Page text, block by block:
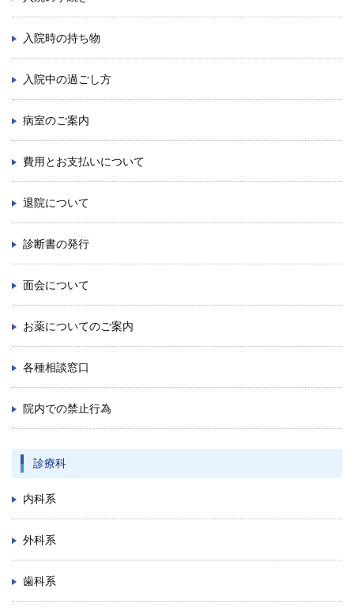
公式YouTube
九州大学大学院 薬学研究院
九州大学
九州大学病院 別府病院
入院時の持ち物
入院中の過ごし方
病室のご案内
費用とお支払いについて
退院について
診断書の発行
面会について
お薬についてのご案内
各種相談窓口
院内での禁止行為
診療科
内科系
外科系
歯科系